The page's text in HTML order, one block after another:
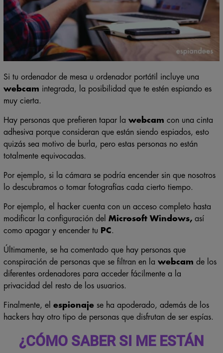
Si tu ordenador de mesa u ordenador portátil incluye una
webcam integrada, la posibilidad que te estén espiando es
muy cierta.
Hay personas que prefieren tapar la webcam con una cinta
adhesiva porque consideran que están siendo espiados, esto
quizás sea motivo de burla, pero estas personas no están
totalmente equivocadas.
Por ejemplo, si la cámara se podría encender sin que nosotros
lo descubramos o tomar fotografías cada cierto tiempo.
Por ejemplo, el hacker cuenta con un acceso completo hasta
modificar la configuración del Microsoft Windows,así
como apagar y encender tu
PC.
Últimamente, se ha comentado que hay personas que
conspiración de personas que se filtran en la webcam de los
diferentes ordenadores para acceder fácilmente a la
privacidad del resto de los usuarios.
Finalmente, el espionajese ha apoderado, además de los
hackers hay otro tipo de personas que disfrutan de ser espías.
¿CÓMO SABER SI ME ESTÁN